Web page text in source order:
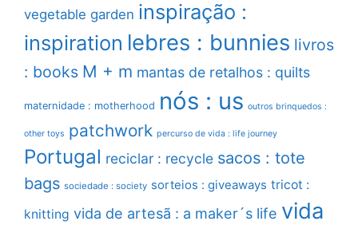
vegetable garden inspiração :
inspiration lebres : bunnies livros
: books M + m mantas de retalhos : quilts
maternidade : motherhood nós : us outros brinquedos :
other toys patchwork percurso de vida : life journey
Portugal reciclar : recycle sacos : tote
bags sociedade : society sorteios : giveaways tricot :
knitting vida de artesã : a maker´s life vida